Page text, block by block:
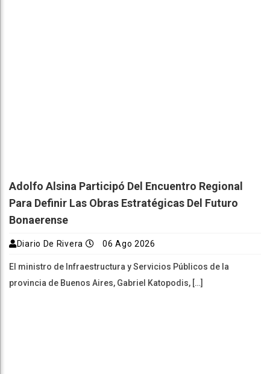
Adolfo Alsina Participó Del Encuentro Regional
Para Definir Las Obras Estratégicas Del Futuro
Bonaerense
Diario De Rivera 06 Ago 2026
El ministro de Infraestructura y Servicios Públicos de la
provincia de Buenos Aires, Gabriel Katopodis, […]